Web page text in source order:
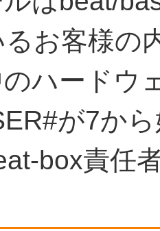
お客様の
ハードウ
が7か
box責任